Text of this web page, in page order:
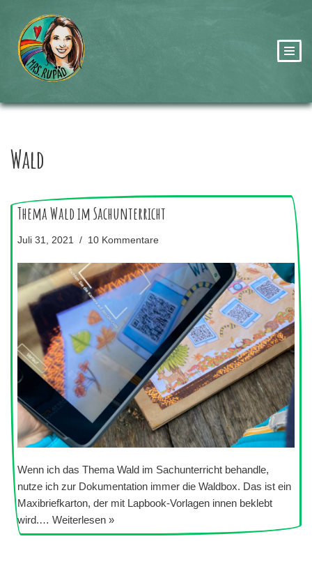
Zum
Inhalt
springen
Wald
Thema Wald im Sachunterricht
Juli 31, 2021 10 Kommentare
Wenn ich das Thema Wald im Sachunterricht behandle,
nutze ich zur Dokumentation immer die Waldbox. Das ist ein
Maxibriefkarton, der mit Lapbook-Vorlagen innen beklebt
wird.… Weiterlesen »